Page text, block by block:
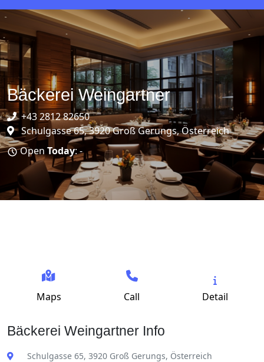
Bäckerei Weingartner
+43 2812 82650
Schulgasse 65, 3920 Groß Gerungs, Österreich
Open Today: -
Maps Call Detail
Bäckerei Weingartner Info
Schulgasse 65, 3920 Groß Gerungs, Österreich